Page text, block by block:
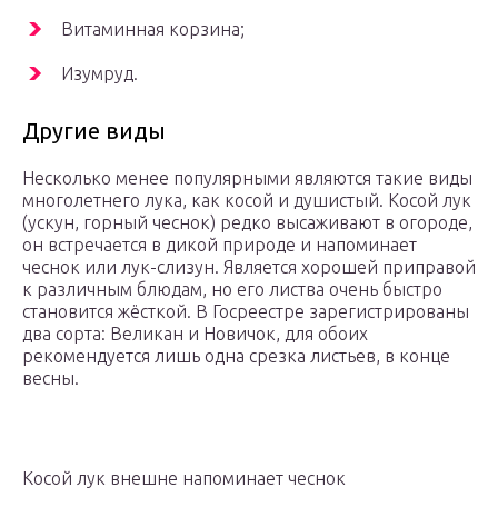
Витаминная корзина;
Изумруд.
Другие виды
Несколько менее популярными являются такие виды
многолетнего лука, как косой и душистый. Косой лук
(ускун, горный чеснок) редко высаживают в огороде,
он встречается в дикой природе и напоминает
чеснок или лук-слизун. Является хорошей приправой
к различным блюдам, но его листва очень быстро
становится жёсткой. В Госреестре зарегистрированы
два сорта: Великан и Новичок, для обоих
рекомендуется лишь одна срезка листьев, в конце
весны.
Косой лук внешне напоминает чеснок